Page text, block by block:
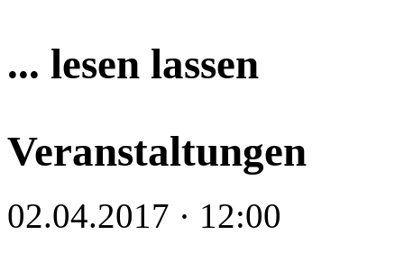
... lesen lassen
Veranstaltungen
02.04.2017 · 12:00